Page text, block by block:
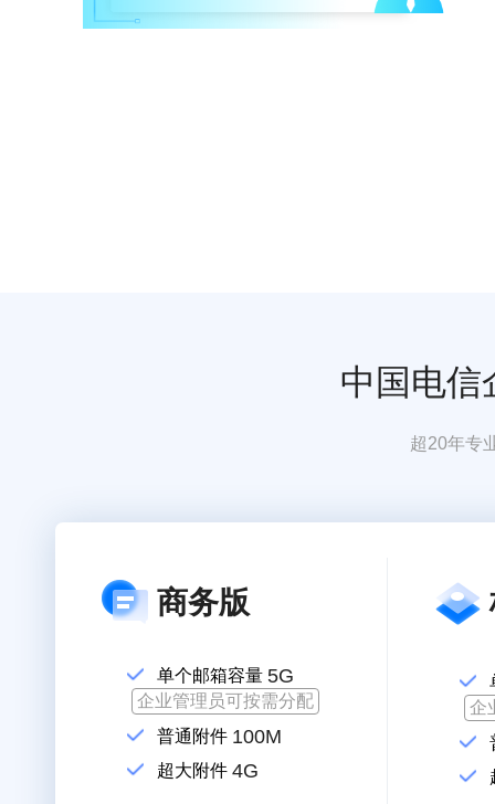
中国电信
超20年专
商务版
单个邮箱容量 5G
企业管理员可按需分配
普通附件 100M
超大附件 4G
企